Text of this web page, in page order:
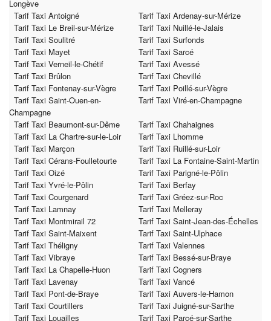
Longève
Tarif Taxi Antoigné
Tarif Taxi Ardenay-sur-Mérize
Tarif Taxi Le Breil-sur-Mérize
Tarif Taxi Nuillé-le-Jalais
Tarif Taxi Soulitré
Tarif Taxi Surfonds
Tarif Taxi Mayet
Tarif Taxi Sarcé
Tarif Taxi Verneil-le-Chétif
Tarif Taxi Avessé
Tarif Taxi Brûlon
Tarif Taxi Chevillé
Tarif Taxi Fontenay-sur-Vègre
Tarif Taxi Poillé-sur-Vègre
Tarif Taxi Saint-Ouen-en-
Champagne
Tarif Taxi Viré-en-Champagne
Tarif Taxi Beaumont-sur-Dême
Tarif Taxi Chahaignes
Tarif Taxi La Chartre-sur-le-Loir
Tarif Taxi Lhomme
Tarif Taxi Marçon
Tarif Taxi Ruillé-sur-Loir
Tarif Taxi Cérans-Foulletourte
Tarif Taxi La Fontaine-Saint-Martin
Tarif Taxi Oizé
Tarif Taxi Parigné-le-Pôlin
Tarif Taxi Yvré-le-Pôlin
Tarif Taxi Berfay
Tarif Taxi Courgenard
Tarif Taxi Gréez-sur-Roc
Tarif Taxi Lamnay
Tarif Taxi Melleray
Tarif Taxi Montmirail 72
Tarif Taxi Saint-Jean-des-Échelles
Tarif Taxi Saint-Maixent
Tarif Taxi Saint-Ulphace
Tarif Taxi Théligny
Tarif Taxi Valennes
Tarif Taxi Vibraye
Tarif Taxi Bessé-sur-Braye
Tarif Taxi La Chapelle-Huon
Tarif Taxi Cogners
Tarif Taxi Lavenay
Tarif Taxi Vancé
Tarif Taxi Pont-de-Braye
Tarif Taxi Auvers-le-Hamon
Tarif Taxi Courtillers
Tarif Taxi Juigné-sur-Sarthe
Tarif Taxi Louailles
Tarif Taxi Parcé-sur-Sarthe